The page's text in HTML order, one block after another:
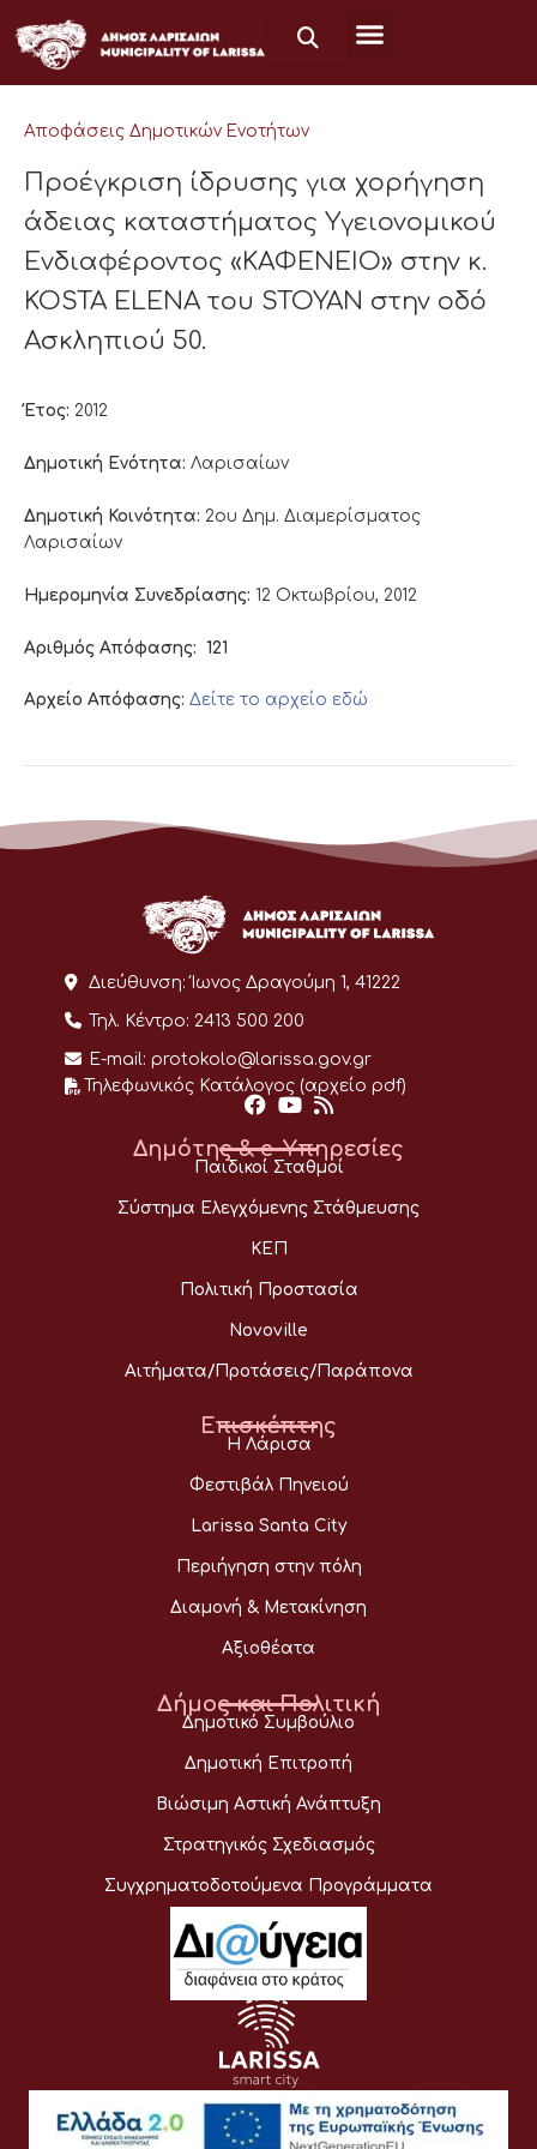
στο
περιεχόμενο
Αποφάσεις Δημοτικών Ενοτήτων
Προέγκριση ίδρυσης για χορήγηση
άδειας καταστήματος Υγειονομικού
Ενδιαφέροντος «ΚΑΦΕΝΕΙΟ» στην κ.
KOSTA ELENA του STOYAN στην οδό
Ασκληπιού 50.
Έτος: 2012
Δημοτική Ενότητα: Λαρισαίων
Δημοτική Κοινότητα: 2ου Δημ. Διαμερίσματος
Λαρισαίων
Ημερομηνία Συνεδρίασης: 12 Οκτωβρίου, 2012
Αριθμός Απόφασης: 121
Αρχείο Απόφασης: Δείτε το αρχείο εδώ
Διεύθυνση: Ίωνος Δραγούμη 1, 41222
Τηλ. Κέντρο: 2413 500 200
E-mail: protokolo@larissa.gov.gr
Τηλεφωνικός Κατάλογος (αρχείο pdf)
Δημότης & e-Υπηρεσίες
Παιδικοί Σταθμοί
Σύστημα Ελεγχόμενης Στάθμευσης
ΚΕΠ
Πολιτική Προστασία
Novoville
Αιτήματα/Προτάσεις/Παράπονα
Επισκέπτης
Η Λάρισα
Φεστιβάλ Πηνειού
Larissa Santa City
Περιήγηση στην πόλη
Διαμονή & Μετακίνηση
Αξιοθέατα
Δήμος και Πολιτική
Δημοτικό Συμβούλιο
Δημοτική Επιτροπή
Βιώσιμη Αστική Ανάπτυξη
Στρατηγικός Σχεδιασμός
Συγχρηματοδοτούμενα Προγράμματα